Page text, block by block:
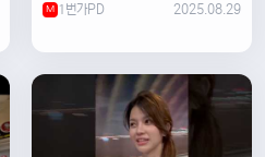
M 1번가PD 2025.08.29